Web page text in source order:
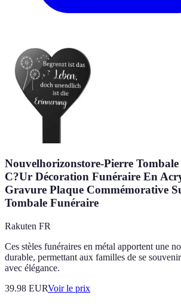
Nouvelhorizonstore-Pierre
C?Ur Décoration Funéraire En
Gravure Plaque Commémorative
Tombale Funéraire
Rakuten FR
Ces stèles funéraires en métal apportent une
durable, permettant aux familles de se
avec élégance.
39.98 EURVoir le prix